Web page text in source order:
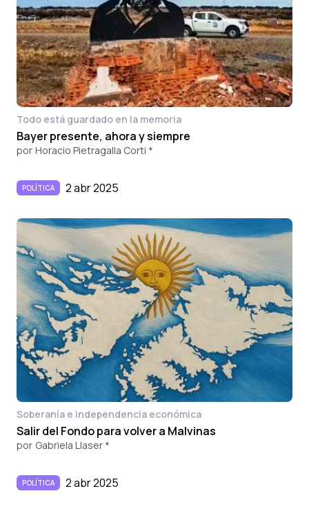
Todo está guardado en la memoria
Bayer presente, ahora y siempre
por Horacio Pietragalla Corti *
POLÍTICA 2 abr 2025
Soberanía e independencia económica
Salir del Fondo para volver a Malvinas
por Gabriela Llaser *
POLÍTICA 2 abr 2025